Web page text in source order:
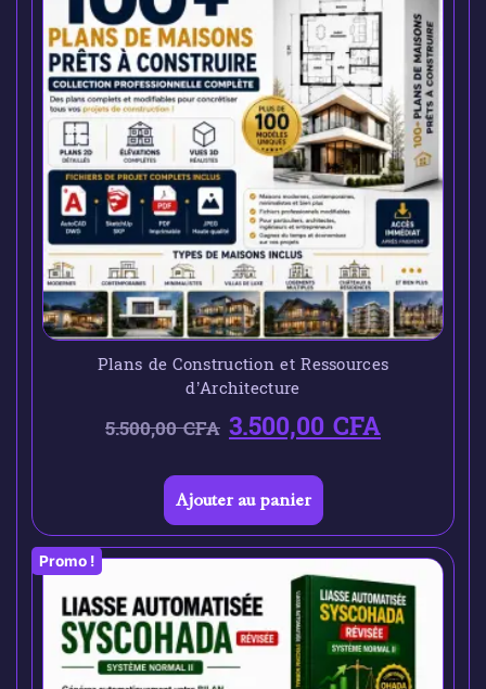
Plans de Construction et Ressources
d’Architecture
5.500,00CFA 3.500,00CFA
Ajouter au panier
Promo !